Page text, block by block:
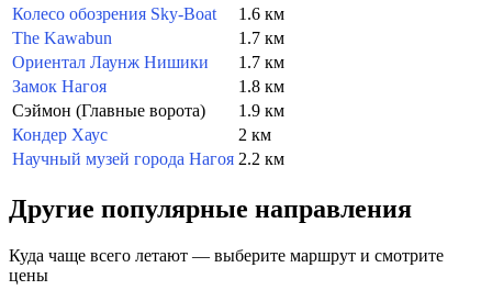
Колесо обозрения Sky-Boat
1.6 км
The Kawabun
1.7 км
Ориентал Лаунж Нишики
1.7 км
Замок Нагоя
1.8 км
Сэймон (Главные ворота)
1.9 км
Кондер Хаус
2 км
Научный музей города Нагоя 2.2 км
Другие популярные направления
Куда чаще всего летают — выберите маршрут и смотрите
цены